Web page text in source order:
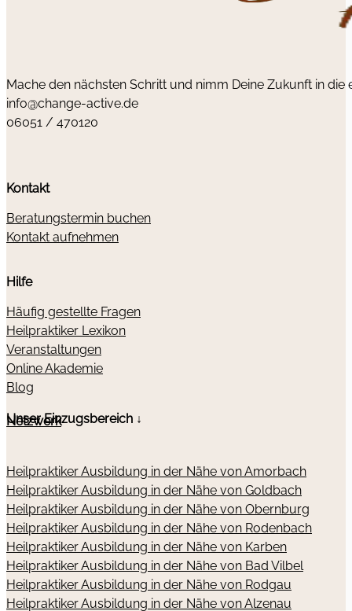
Mache den nächsten Schritt und nimm Deine Zukunft in die
info@change-active.de
06051 / 470120
Kontakt
Beratungstermin buchen
Kontakt aufnehmen
Hilfe
Häufig gestellte Fragen
Heilpraktiker Lexikon
Veranstaltungen
Online Akademie
Blog
Netzwerk
Unser Einzugsbereich ↓
Heilpraktiker Ausbildung in der Nähe von Amorbach
Heilpraktiker Ausbildung in der Nähe von Goldbach
Heilpraktiker Ausbildung in der Nähe von Obernburg
Heilpraktiker Ausbildung in der Nähe von Rodenbach
Heilpraktiker Ausbildung in der Nähe von Karben
Heilpraktiker Ausbildung in der Nähe von Bad Vilbel
Heilpraktiker Ausbildung in der Nähe von Rodgau
Heilpraktiker Ausbildung in der Nähe von Alzenau